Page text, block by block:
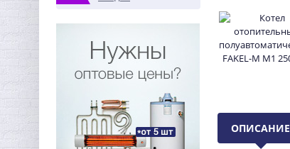
ОПИСАНИЕ